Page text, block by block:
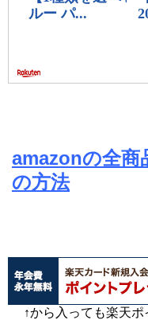
amazonの全商
の方法
↑から入っても楽天ポ